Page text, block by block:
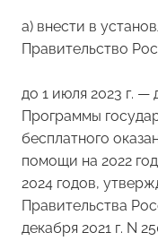
а) внести в
Правительство
до 1 июля 2023 г. —
Программы
бесплатного
помощи на 2022
2024 годов,
Правительства
декабря 2021 г. N